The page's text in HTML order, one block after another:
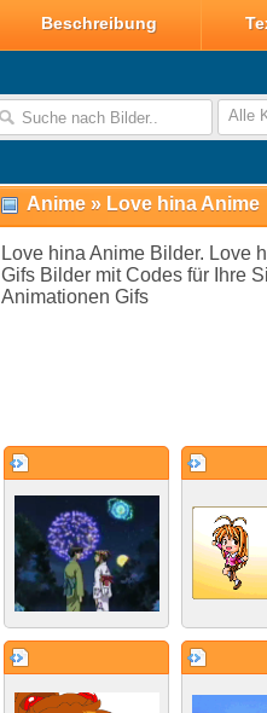
Beschreibung
Alle
Anime » Love hina Anime
Love hina Anime Bilder. Love
Gifs Bilder mit Codes für Ihre
Animationen Gifs